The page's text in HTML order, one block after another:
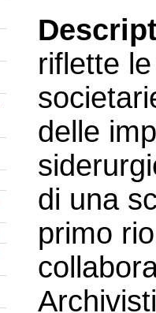
riflette
delle
di una
primo